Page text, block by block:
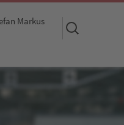
Markus
Suchen
nach: